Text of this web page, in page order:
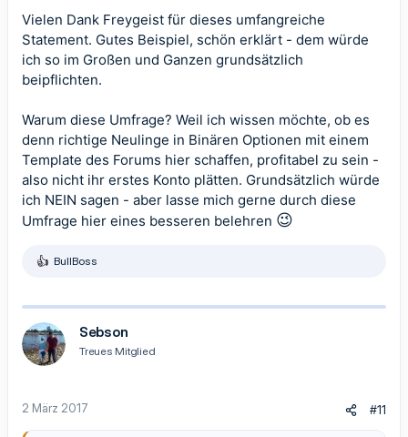
Mit Servolenkung, ohne, Tempomat oder mit?
Navi oder Karte oder nur Schilder?
Verkehr, Tags oder Nachts?
Tempolimit, Baustellen, Abbiegen?
Tank voll, Kontrollleuchten zeigen einen defekt, Reifendruck und
Fahrer müder oder gestresst oder abgelenkt durch Handy oder
Radio oder andere Insassen?
Und genau so ähnlich ist es mit dem Traden.
Ohne vorher zu wissen was und worum es geht, Kerzenbilder,
Katastrophen,
Nachtrhythmus, Alltagsstress des Traders und Hilfsmittel wird das
Wer sich ohne Fahrlehrer und Schulstunden ans Steuer setzt, wird
schmerzhafte Dinge erleben.
Wer ohne ein Minimum an Grundwissen und Geduld Glücksspiel
erleiden!
Vielen Dank Freygeist für dieses umfangreiche
Statement. Gutes Beispiel, schön erklärt - dem würde
ich so im Großen und Ganzen grundsätzlich
beipflichten.
Warum diese Umfrage? Weil ich wissen möchte, ob es
denn richtige Neulinge in Binären Optionen mit einem
Template des Forums hier schaffen, profitabel zu sein -
also nicht ihr erstes Konto plätten. Grundsätzlich würde
ich NEIN sagen - aber lasse mich gerne durch diese
Umfrage hier eines besseren belehren 😉
R
k
t
i
o
n
:
BullBoss
Sebson
Treues Mitglied
2 März 2017 #11